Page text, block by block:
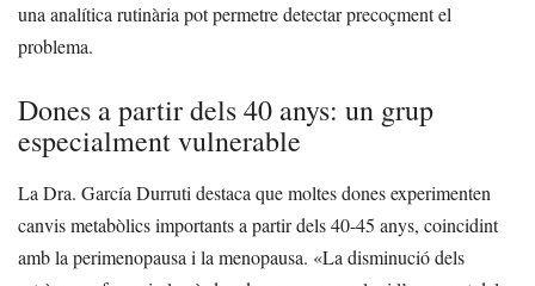
una analítica rutinària pot permetre detectar precoçment el
problema.
Dones a partir dels 40 anys: un grup
especialment vulnerable
La Dra. García Durruti destaca que moltes dones experimenten
canvis metabòlics importants a partir dels 40-45 anys, coincidint
amb la perimenopausa i la menopausa. «La disminució dels